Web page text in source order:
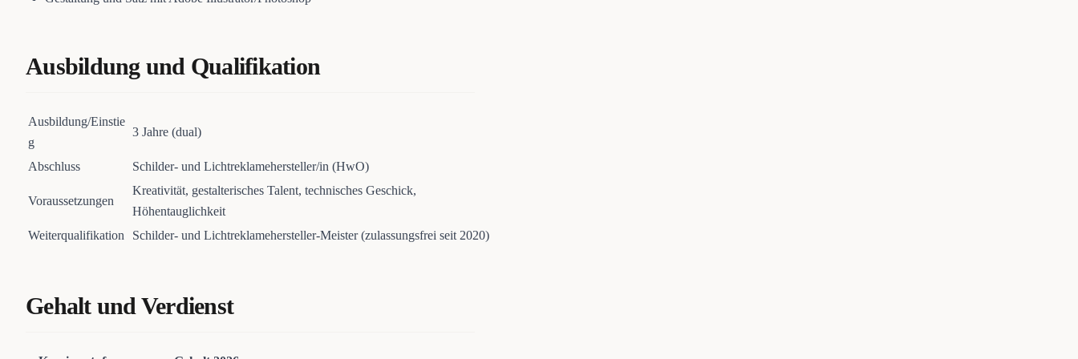
Ausbildung und Qualifikation
Ausbildung/Einstie
g
3 Jahre (dual)
Abschluss Schilder- und Lichtreklamehersteller/in (HwO)
Voraussetzungen
Kreativität, gestalterisches Talent, technisches Geschick,
Höhentauglichkeit
Weiterqualifikation
Schilder- und Lichtreklamehersteller-Meister (zulassungsfrei seit 2020)
Gehalt und Verdienst